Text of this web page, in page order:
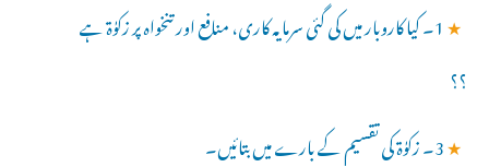
★ 1۔ کیا کاروبار میں کی گئی سرمایہ کاری، منافع اور تنخواہ پر زکوٰۃ ہے
؟؟
★3۔ زکوٰۃ کی تقسیم کے بارے میں بتائیں۔